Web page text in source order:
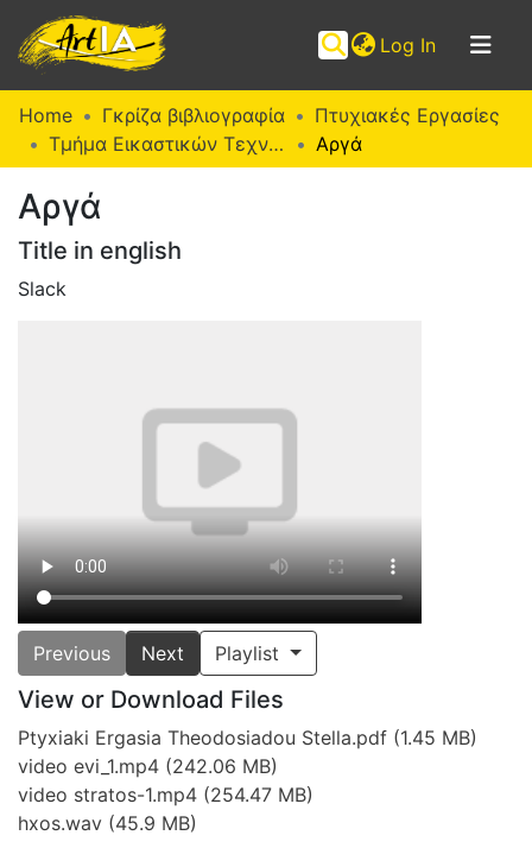
Log In (current)
Communities
Collections
Browse ArtIA
Statistics
Home Γκρίζα βιβλιογραφία
Πτυχιακές Εργασίες
Τμήμα Εικαστικών Τεχνών (Π. Ε.)
Αργά
Αργά
Title in english
Slack
Previous Next Playlist
View or Download Files
Ptyxiaki Ergasia Theodosiadou Stella.pdf (1.45 MB)
video evi_1.mp4 (242.06 MB)
video stratos-1.mp4 (254.47 MB)
hxos.wav (45.9 MB)